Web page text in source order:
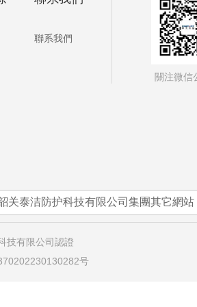
聯系我們
關注微信
关泰洁防护科技有限公司集團其它網站
技有限公司認證
号